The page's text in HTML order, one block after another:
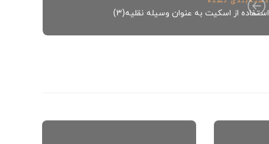
استفاده از اسکیت به عنوان وسیله نقلیه(3)